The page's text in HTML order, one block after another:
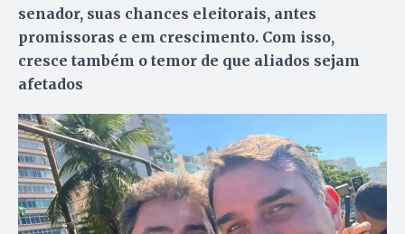
senador, suas chances eleitorais, antes
promissoras e em crescimento. Com isso,
cresce também o temor de que aliados sejam
afetados